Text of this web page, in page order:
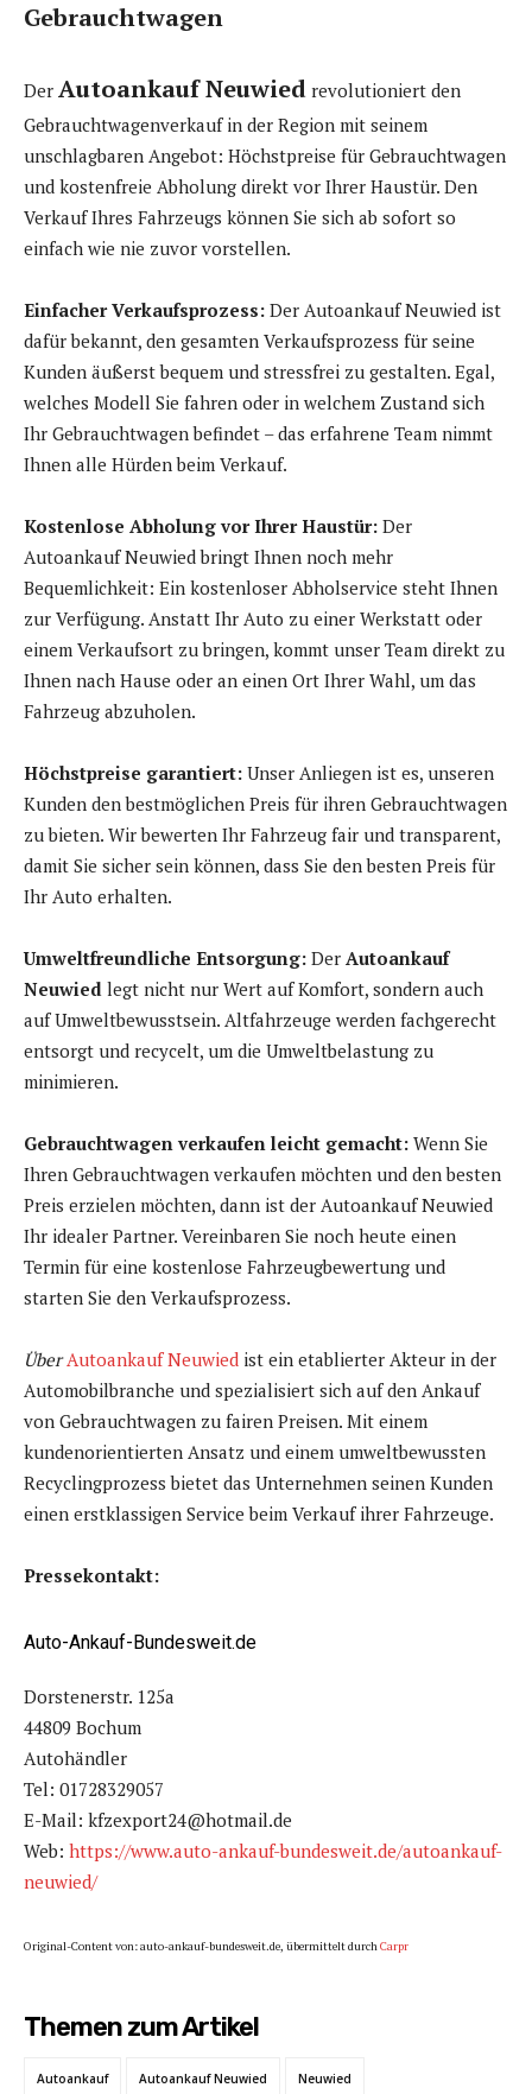
Gebrauchtwagen
Der Autoankauf Neuwied revolutioniert den
Gebrauchtwagenverkauf in der Region mit seinem
unschlagbaren Angebot: Höchstpreise für Gebrauchtwagen
und kostenfreie Abholung direkt vor Ihrer Haustür. Den
Verkauf Ihres Fahrzeugs können Sie sich ab sofort so
einfach wie nie zuvor vorstellen.
Einfacher Verkaufsprozess: Der Autoankauf Neuwied ist
dafür bekannt, den gesamten Verkaufsprozess für seine
Kunden äußerst bequem und stressfrei zu gestalten. Egal,
welches Modell Sie fahren oder in welchem Zustand sich
Ihr Gebrauchtwagen befindet – das erfahrene Team nimmt
Ihnen alle Hürden beim Verkauf.
Kostenlose Abholung vor Ihrer Haustür: Der
Autoankauf Neuwied bringt Ihnen noch mehr
Bequemlichkeit: Ein kostenloser Abholservice steht Ihnen
zur Verfügung. Anstatt Ihr Auto zu einer Werkstatt oder
einem Verkaufsort zu bringen, kommt unser Team direkt zu
Ihnen nach Hause oder an einen Ort Ihrer Wahl, um das
Fahrzeug abzuholen.
Höchstpreise garantiert: Unser Anliegen ist es, unseren
Kunden den bestmöglichen Preis für ihren Gebrauchtwagen
zu bieten. Wir bewerten Ihr Fahrzeug fair und transparent,
damit Sie sicher sein können, dass Sie den besten Preis für
Ihr Auto erhalten.
Umweltfreundliche Entsorgung: Der Autoankauf
Neuwied legt nicht nur Wert auf Komfort, sondern auch
auf Umweltbewusstsein. Altfahrzeuge werden fachgerecht
entsorgt und recycelt, um die Umweltbelastung zu
minimieren.
Gebrauchtwagen verkaufen leicht gemacht: Wenn Sie
Ihren Gebrauchtwagen verkaufen möchten und den besten
Preis erzielen möchten, dann ist der Autoankauf Neuwied
Ihr idealer Partner. Vereinbaren Sie noch heute einen
Termin für eine kostenlose Fahrzeugbewertung und
starten Sie den Verkaufsprozess.
ÜberAutoankauf Neuwied ist ein etablierter Akteur in der
Automobilbranche und spezialisiert sich auf den Ankauf
von Gebrauchtwagen zu fairen Preisen. Mit einem
kundenorientierten Ansatz und einem umweltbewussten
Recyclingprozess bietet das Unternehmen seinen Kunden
einen erstklassigen Service beim Verkauf ihrer Fahrzeuge.
Pressekontakt:
Auto-Ankauf-Bundesweit.de
Dorstenerstr. 125a
44809 Bochum
Autohändler
Tel: 01728329057
E-Mail: kfzexport24@hotmail.de
Web: https://www.auto-ankauf-bundesweit.de/autoankauf-
neuwied/
Original-Content von: auto-ankauf-bundesweit.de, übermittelt durchCarpr
Themen zum Artikel
Autoankauf Autoankauf Neuwied Neuwied